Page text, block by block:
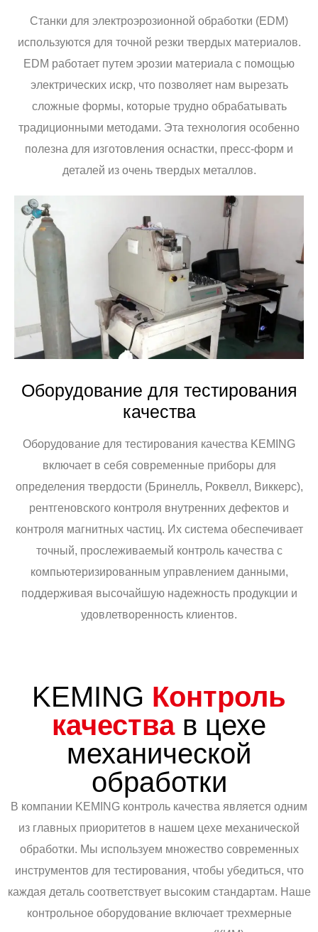
Станки для электроэрозионной обработки (EDM)
используются для точной резки твердых материалов.
EDM работает путем эрозии материала с помощью
электрических искр, что позволяет нам вырезать
сложные формы, которые трудно обрабатывать
традиционными методами. Эта технология особенно
полезна для изготовления оснастки, пресс-форм и
деталей из очень твердых металлов.
Оборудование для тестирования
качества
Оборудование для тестирования качества KEMING
включает в себя современные приборы для
определения твердости (Бринелль, Роквелл, Виккерс),
рентгеновского контроля внутренних дефектов и
контроля магнитных частиц. Их система обеспечивает
точный, прослеживаемый контроль качества с
компьютеризированным управлением данными,
поддерживая высочайшую надежность продукции и
удовлетворенность клиентов.
KEMING Контроль
качествав цехе
механической
обработки
В компании KEMING контроль качества является одним
из главных приоритетов в нашем цехе механической
обработки. Мы используем множество современных
инструментов для тестирования, чтобы убедиться, что
каждая деталь соответствует высоким стандартам. Наше
контрольное оборудование включает трехмерные